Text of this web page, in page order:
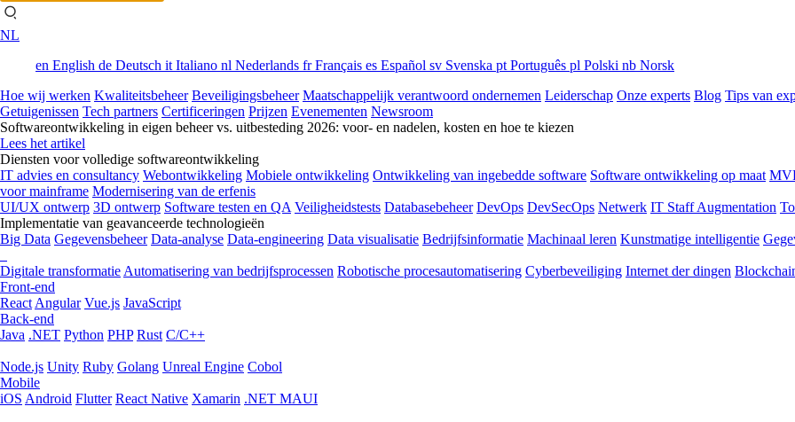
NL
en English de Deutsch it Italiano nl Nederlands frFrançais es Español sv Svenska pt Português pl Polski nb Norsk
Hoe wij werken Kwaliteitsbeheer Beveiligingsbeheer Maatschappelijk verantwoord ondernemen Leiderschap Onze experts Blog Tips van
Getuigenissen Tech partners Certificeringen Prijzen Evenementen Newsroom
Softwareontwikkeling in eigen beheer vs. uitbesteding 2026: voor- en nadelen, kosten en hoe te kiezen
Lees het artikel
Diensten voor volledige softwareontwikkeling
IT advies en consultancy Webontwikkeling Mobiele ontwikkeling Ontwikkeling van ingebedde software Software ontwikkeling op maat
voor mainframe Modernisering van de erfenis
UI/UX ontwerp 3D ontwerp Software testen en QA Veiligheidstests Databasebeheer DevOps DevSecOps Netwerk IT Staff Augmentation
Implementatie van geavanceerde technologieën
Big Data Gegevensbeheer Data-analyse Data-engineering Data visualisatie Bedrijfsinformatie Machinaal leren Kunstmatige intelligentie
Digitale transformatie Automatisering van bedrijfsprocessen Robotische procesautomatisering Cyberbeveiliging Internet der dingen
Front-end
React Angular Vue.js JavaScript
Back-end
Java .NET Python PHP Rust C/C++
Node.js Unity Ruby Golang Unreal Engine Cobol
Mobile
iOS Android Flutter React Native Xamarin .NET MAUI